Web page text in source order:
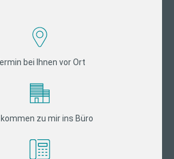
bei Ihnen vor Ort
kommen zu mir ins Büro